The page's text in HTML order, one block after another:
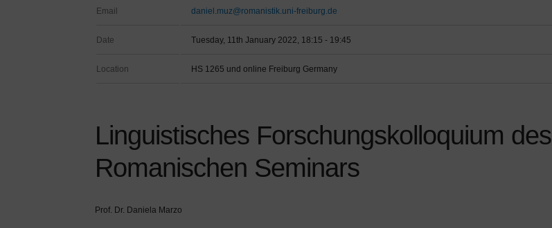
Email daniel.muz@romanistik.uni-freiburg.de
Date Tuesday, 11th January 2022, 18:15 - 19:45
Location HS 1265 und online Freiburg Germany
Linguistisches Forschungskolloquium des
Romanischen Seminars
Prof. Dr. Daniela Marzo